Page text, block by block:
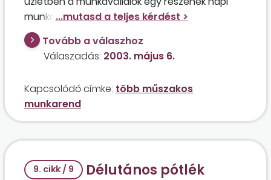
munkaideje 7.00-15.00 óráig, más részének
11.00-19.00 óráig tart, hetenkénti váltással. A
napi munkaidőben tehát van négy óra, amikor
valamennyi munkavállaló munkát végez a
munkarendnek minősül-e, ha a munkavállalók
csak részben váltják egymást, és van a
munkaidőnek olyan része, amely alatt
valamennyi munkavállaló együtt dolgozik?
Tovább a válaszhoz
Válaszadás: 2003. május 6.
Kapcsolódó címke: több műszakos
munkarend
9. cikk / 9 Délutános pótlék